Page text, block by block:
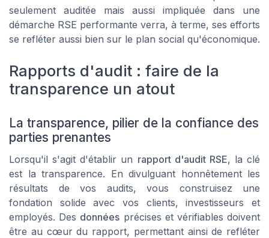
seulement auditée mais aussi impliquée dans une
démarche RSE performante verra, à terme, ses efforts
se refléter aussi bien sur le plan social qu'économique.
Rapports d'audit : faire de la
transparence un atout
La transparence, pilier de la confiance des
parties prenantes
Lorsqu'il s'agit d'établir un rapport d'audit RSE, la clé
est la transparence. En divulguant honnêtement les
résultats de vos audits, vous construisez une
fondation solide avec vos clients, investisseurs et
employés. Des données précises et vérifiables doivent
être au cœur du rapport, permettant ainsi de refléter